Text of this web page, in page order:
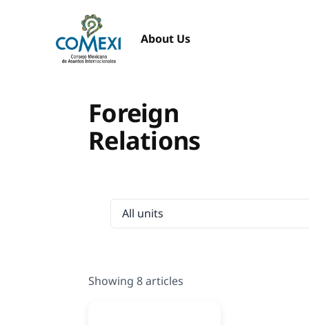
About Us
Foreign
Relations
Showing 8 articles